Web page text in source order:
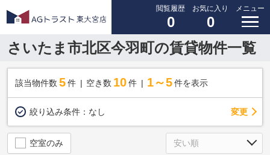
閲覧履歴
0
お気に入り
0
メニュー
さいたま市北区今羽町の賃貸物件一覧
該当物件数 5件 空き数 10 件 1～5 件を表示
絞り込み条件： なし 変更
空室のみ